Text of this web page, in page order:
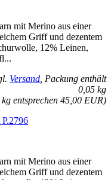
mit Merino aus einer
Griff und dezentem
12% Leinen,
Versand , Packung enthält
0,05 kg
kg entsprechen 45,00 EUR)
mit Merino aus einer
Griff und dezentem